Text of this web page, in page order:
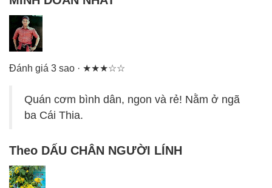
Đánh giá 3 sao · ★★★☆☆
Quán cơm bình dân, ngon và rẻ! Nằm ở ngã
ba Cái Thia.
Theo DẤU CHÂN NGƯỜI LÍNH